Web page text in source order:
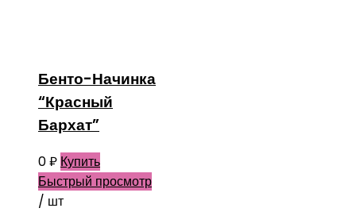
Бенто-Начинка
“Красный
Бархат”
0₽ Купить
Быстрый просмотр
/ шт